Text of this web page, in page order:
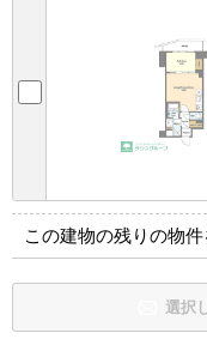
この建物の残りの物
選択